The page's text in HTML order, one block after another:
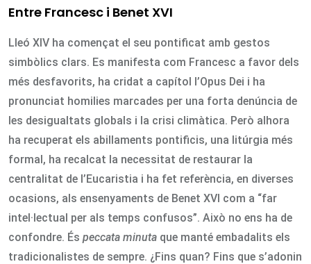
Entre Francesc i Benet XVI
Lleó XIV ha començat el seu pontificat amb gestos
simbòlics clars. Es manifesta com Francesc a favor dels
més desfavorits, ha cridat a capítol l’Opus Dei i ha
pronunciat homilies marcades per una forta denúncia de
les desigualtats globals i la crisi climàtica. Però alhora
ha recuperat els abillaments pontificis, una litúrgia més
formal, ha recalcat la necessitat de restaurar la
centralitat de l’Eucaristia i ha fet referència, en diverses
ocasions, als ensenyaments de Benet XVI com a “far
intel·lectual per als temps confusos”. Això no ens ha de
confondre. És peccata minuta que manté embadalits els
tradicionalistes de sempre. ¿Fins quan? Fins que s’adonin